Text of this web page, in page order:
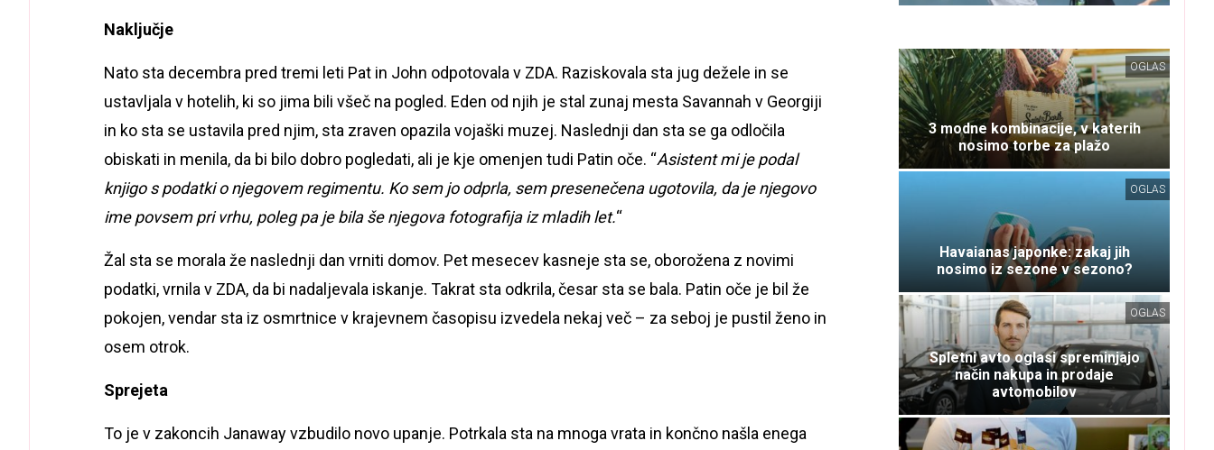
Naključje
Nato sta decembra pred tremi leti Pat in John odpotovala v ZDA. Raziskovala sta jug dežele in se
ustavljala v hotelih, ki so jima bili všeč na pogled. Eden od njih je stal zunaj mesta Savannah v Georgiji
in ko sta se ustavila pred njim, sta zraven opazila vojaški muzej. Naslednji dan sta se ga odločila
obiskati in menila, da bi bilo dobro pogledati, ali je kje omenjen tudi Patin oče. “Asistent mi je podal
knjigo s podatki o njegovem regimentu. Ko sem jo odprla, sem presenečena ugotovila, da je njegovo
ime povsem pri vrhu, poleg pa je bila še njegova fotografija iz mladih let.“
Žal sta se morala že naslednji dan vrniti domov. Pet mesecev kasneje sta se, oborožena z novimi
podatki, vrnila v ZDA, da bi nadaljevala iskanje. Takrat sta odkrila, česar sta se bala. Patin oče je bil že
pokojen, vendar sta iz osmrtnice v krajevnem časopisu izvedela nekaj več – za seboj je pustil ženo in
osem otrok.
Sprejeta
To je v zakoncih Janaway vzbudilo novo upanje. Potrkala sta na mnoga vrata in končno našla enega
OGLAS
3 modne kombinacije, v katerih
nosimo torbe za plažo
OGLAS
Havaianas japonke: zakaj jih
nosimo iz sezone v sezono?
OGLAS
Spletni avto oglasi spreminjajo
način nakupa in prodaje
avtomobilov